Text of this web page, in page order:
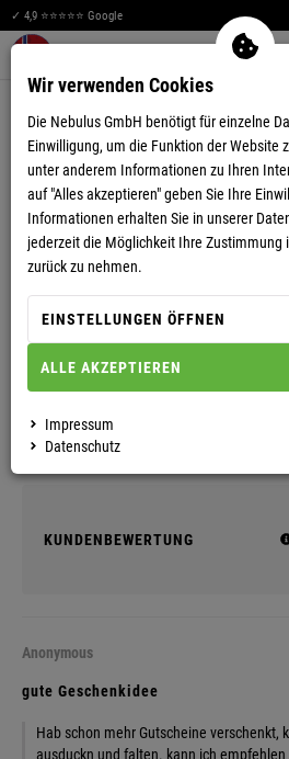
✓ 4,9 ⭐⭐⭐⭐⭐ Google
GUTSCHEIN
15 EURO 25 EURO 50 EURO
SOFORT VERFÜGBAR
BESCHREIBUNG
KUNDENBEWERTUNG
Anonymous
gute Geschenkidee
Hab schon mehr Gutscheine verschenkt,
ausduckn und falten. kann ich empfehlen
Wir verwenden Cookies
Die Nebulus GmbH benötigt für einzelne
Einwilligung, um die Funktion der Website
unter anderem Informationen zu Ihren
auf "Alles akzeptieren" geben Sie Ihre
Informationen erhalten Sie in unserer
jederzeit die Möglichkeit Ihre Zustimmung
zurück zu nehmen.
EINSTELLUNGEN ÖFFNEN
ALLE AKZEPTIEREN
Impressum
Datenschutz